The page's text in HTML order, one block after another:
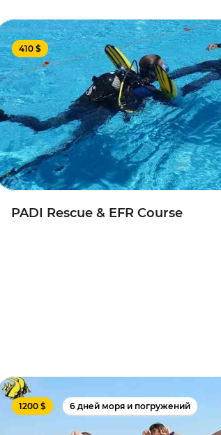
410 $
PADI Rescue & EFR Course
1200 $ 6 дней моря и погружений